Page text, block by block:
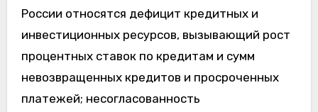
России относятся дефицит кредитных и
инвестиционных ресурсов, вызывающий рост
процентных ставок по кредитам и сумм
невозвращенных кредитов и просроченных
платежей; несогласованность